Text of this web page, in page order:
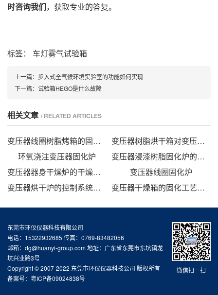
时咨询我们，获取专业的答复。
标签： 车灯雾气试验箱
上一篇： 步入式全气候环境实验室的功能如何实现
下一篇： 试验箱HEGO是什么故障
相关文章 / RELATED ARTICLES
变压器线圈树脂烤箱的固化时间与温度的影响
变压器树脂烘干箱对变压器的固化处理方法
环氧浇注变压器固化炉
变压器浸漆树脂固化炉的技术方案
变压器器身干燥炉的干燥方法
变压器线圈固化炉
变压器烘干炉的控制系统设计
变压器干燥箱的固化工艺研究
微信扫一扫
东莞市环仪仪器科技有限公司
电话：15322932685 传真：0769-83482056
邮箱：dg@huanyi-group.com 地址：广东省东莞市东坑镇龙
坑兴业路3号
Copyright © 2007-2022 东莞市环仪仪器科技公司 版权所有
备案号： 粤ICP备09024838号